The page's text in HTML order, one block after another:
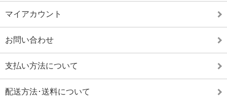
マイアカウント
お問い合わせ
支払い方法について
配送方法･送料について